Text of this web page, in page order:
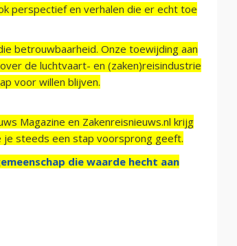
perspectief en verhalen die er echt toe
betrouwbaarheid. Onze toewijding aan
de luchtvaart- en (zaken)reisindustrie
voor willen blijven.
Magazine en Zakenreisnieuws.nl krijg
je steeds een stap voorsprong geeft.
die waarde hecht aan